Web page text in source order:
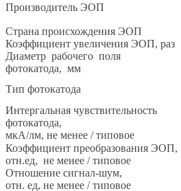
Производитель ЭОП
Страна происхождения ЭОП
Коэффициент увеличения ЭОП, раз
Диаметр рабочего поля
фотокатода, мм
Тип фотокатода
Интергальная чувствительность
фотокатода,
мкА/лм, не менее / типовое
Коэффициент преобразования ЭОП,
отн.ед, не менее / типовое
Отношение сигнал-шум,
отн. ед, не менее / типовое